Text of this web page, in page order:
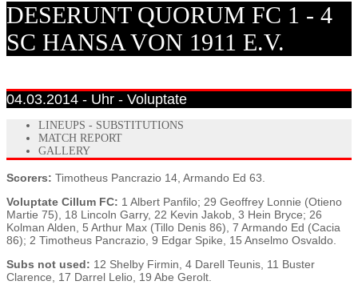
DESERUNT QUORUM FC 1 - 4
SC HANSA VON 1911 E.V.
04.03.2014 - Uhr - Voluptate
LINEUPS - SUBSTITUTIONS
MATCH REPORT
GALLERY
Scorers: Timotheus Pancrazio 14, Armando Ed 63.
Voluptate Cillum FC: 1 Albert Panfilo; 29 Geoffrey Lonnie (Otieno
Martie 75), 18 Lincoln Garry, 22 Kevin Jakob, 3 Hein Bryce; 26
Kolman Alden, 5 Arthur Max (Tillo Denis 86), 7 Armando Ed (Cacia
86); 2 Timotheus Pancrazio, 9 Edgar Spike, 15 Anselmo Osvaldo.
Subs not used: 12 Shelby Firmin, 4 Darell Teunis, 11 Buster
Clarence, 17 Darrel Lelio, 19 Abe Gerolt.